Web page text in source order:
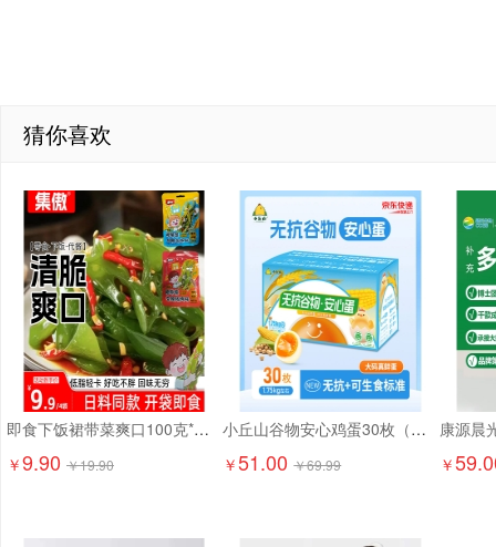
猜你喜欢
即食下饭裙带菜爽口100克*6袋9.9元精选大连海藻 日料店同款！
￥9.90 ￥19.90
小丘山谷物安心鸡蛋30枚（京东配送上门）
￥51.00 ￥69.99 ￥